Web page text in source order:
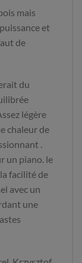
mais
et
de
du
légère
chaleur de
.
un piano. le
facilité de
avec un
une